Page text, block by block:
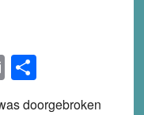
EmailShare
doorgebroken